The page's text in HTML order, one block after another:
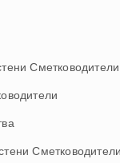
Сметководители
Сметководители